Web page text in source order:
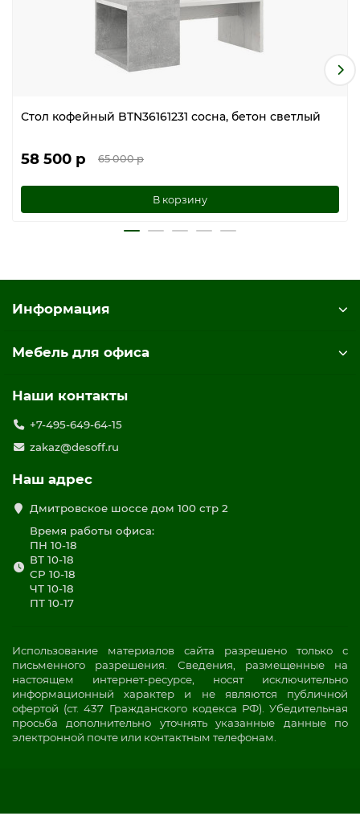
Стол кофейный BTN36161231 сосна, бетон светлый
58 500 р 65 000 р
В корзину
Информация
Мебель для офиса
Наши контакты
+7-495-649-64-15
zakaz@desoff.ru
Наш адрес
Дмитровское шоссе дом 100 стр 2
Время работы офиса:
ПН 10-18
ВТ 10-18
СР 10-18
ЧТ 10-18
ПТ 10-17
Использование материалов сайта разрешено только с
письменного разрешения. Сведения, размещенные на
настоящем интернет-ресурсе, носят исключительно
информационный характер и не являются публичной
офертой (ст. 437 Гражданского кодекса РФ). Убедительная
просьба дополнительно уточнять указанные данные по
электронной почте или контактным телефонам.